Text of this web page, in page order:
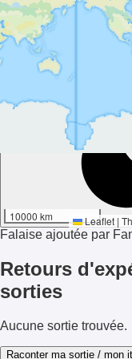
10000 km Leaflet |
Falaise ajoutée par
Retours
sorties
Aucune sortie trouvée.
Raconter ma sortie / mon